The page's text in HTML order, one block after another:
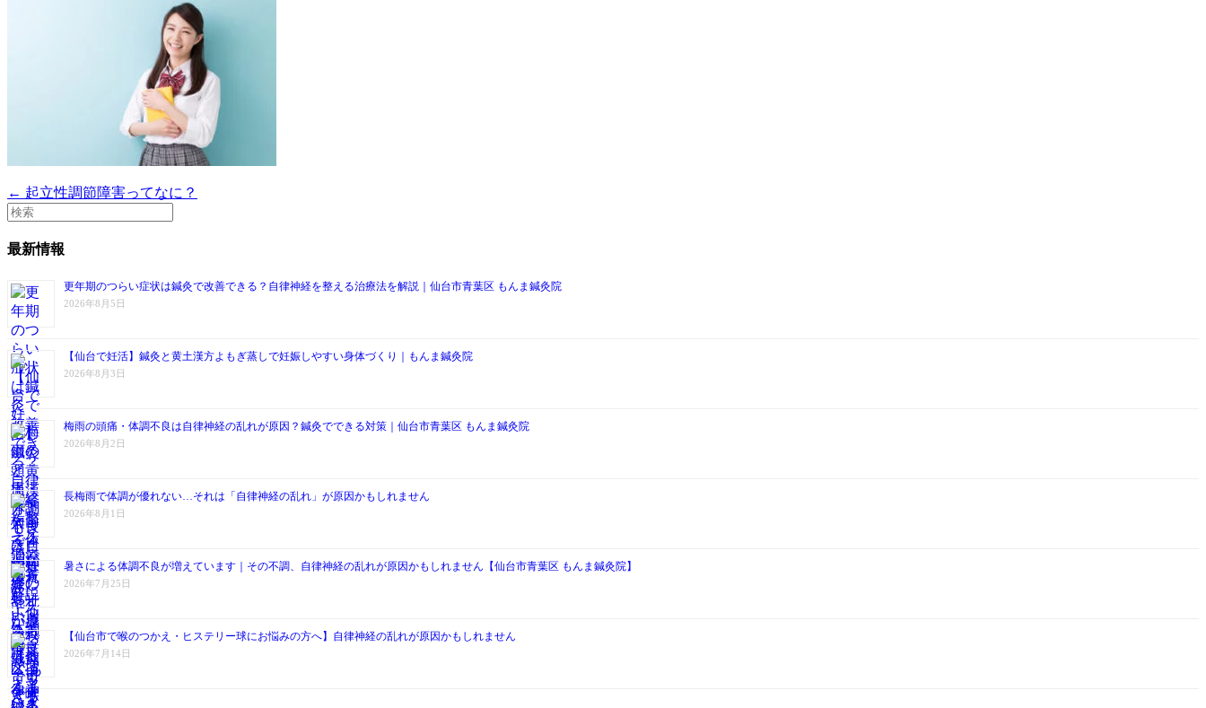
← 起立性調節障害ってなに？
最新情報
更年期のつらい症状は鍼灸で改善できる？自律神経を整える治療法を解説｜仙台市青葉区 もんま鍼灸院
2026年8月5日
【仙台で妊活】鍼灸と黄土漢方よもぎ蒸しで妊娠しやすい身体づくり｜もんま鍼灸院
2026年8月3日
梅雨の頭痛・体調不良は自律神経の乱れが原因？鍼灸でできる対策｜仙台市青葉区 もんま鍼灸院
2026年8月2日
長梅雨で体調が優れない…それは「自律神経の乱れ」が原因かもしれません
2026年8月1日
暑さによる体調不良が増えています｜その不調、自律神経の乱れが原因かもしれません【仙台市青葉区 もんま鍼灸院】
2026年7月25日
【仙台市で喉のつかえ・ヒステリー球にお悩みの方へ】自律神経の乱れが原因かもしれません
2026年7月14日